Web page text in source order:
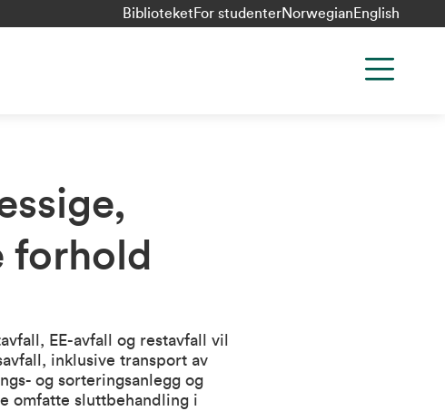
Biblioteket For studenterNorwegian English
forhold
EE-avfall og restavfall vil
inklusive transport av
og sorteringsanlegg og
omfatte sluttbehandling i